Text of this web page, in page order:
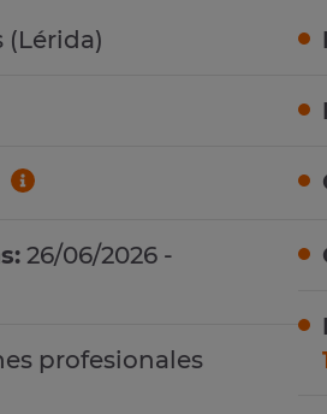
(Lérida)
26/06/2026 -
profesionales